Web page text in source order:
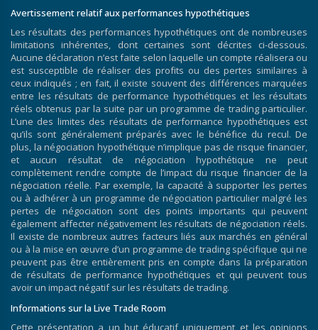
Avertissement relatif aux performances hypothétiques
Les résultats des performances hypothétiques ont de nombreuses
limitations inhérentes, dont certaines sont décrites ci-dessous.
Aucune déclaration n’est faite selon laquelle un compte réalisera ou
est susceptible de réaliser des profits ou des pertes similaires à
ceux indiqués ; en fait, il existe souvent des différences marquées
entre les résultats de performance hypothétiques et les résultats
réels obtenus par la suite par un programme de trading particulier.
L’une des limites des résultats de performance hypothétiques est
qu’ils sont généralement préparés avec le bénéfice du recul. De
plus, la négociation hypothétique n’implique pas de risque financier,
et aucun résultat de négociation hypothétique ne peut
complètement rendre compte de l’impact du risque financier de la
négociation réelle. Par exemple, la capacité à supporter les pertes
ou à adhérer à un programme de négociation particulier malgré les
pertes de négociation sont des points importants qui peuvent
également affecter négativement les résultats de négociation réels.
Il existe de nombreux autres facteurs liés aux marchés en général
ou à la mise en œuvre d’un programme de trading spécifique qui ne
peuvent pas être entièrement pris en compte dans la préparation
de résultats de performance hypothétiques et qui peuvent tous
avoir un impact négatif sur les résultats de trading.
Informations sur la Live Trade Room
Cette présentation a un but éducatif uniquement et les opinions